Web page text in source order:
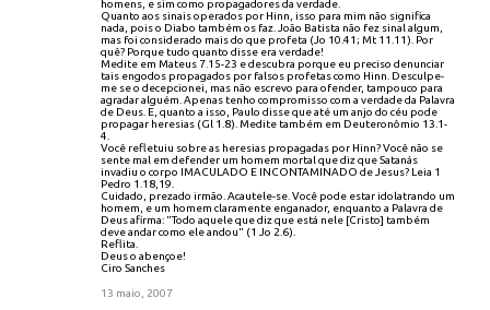
homens, e sim como propagadores da verdade.
Quanto aos sinais operados por Hinn, isso para mim não significa
nada, pois o Diabo também os faz. João Batista não fez sinal algum,
mas foi considerado mais do que profeta (Jo 10.41; Mt 11.11). Por
quê? Porque tudo quanto disse era verdade!
Medite em Mateus 7.15-23 e descubra porque eu preciso denunciar
tais engodos propagados por falsos profetas como Hinn. Desculpe-
me se o decepcionei, mas não escrevo para ofender, tampouco para
agradar alguém. Apenas tenho compromisso com a verdade da Palavra
de Deus. E, quanto a isso, Paulo disse que até um anjo do céu pode
propagar heresias (Gl 1.8). Medite também em Deuteronômio 13.1-
4.
Você refletuiu sobre as heresias propagadas por Hinn? Você não se
sente mal em defender um homem mortal que diz que Satanás
invadiu o corpo IMACULADO E INCONTAMINADO de Jesus? Leia 1
Pedro 1.18,19.
Cuidado, prezado irmão. Acautele-se. Você pode estar idolatrando um
homem, e um homem claramente enganador, enquanto a Palavra de
Deus afirma: "Todo aquele que diz que está nele [Cristo] também
deve andar como ele andou" (1 Jo 2.6).
Reflita.
Deus o abençoe!
Ciro Sanches
13 maio, 2007